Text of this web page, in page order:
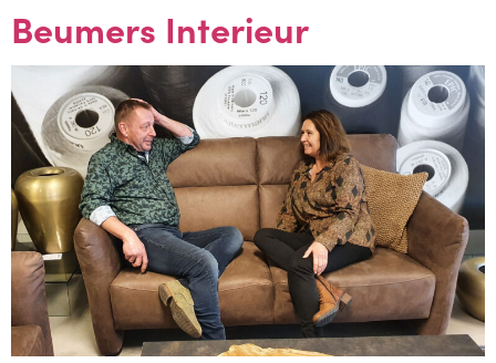
Beumers Interieur